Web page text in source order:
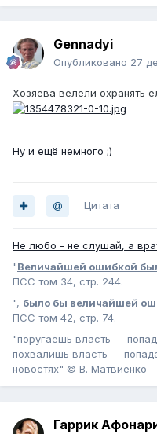
Gennadyi
Опубликовано 27
Хозяева велели охранять
Ну и ещё немного ;)
Цитата
Не любо - не слушай, а
"Величайшей ошибкой
ПСС том 34, стр. 244.
", было бы величайшей
ПСС том 42, стр. 74.
"поругаешь власть —
похвалишь власть —
новостях" © В. Матвиенко
Гаррик